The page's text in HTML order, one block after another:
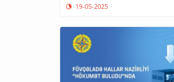
19-05-2025